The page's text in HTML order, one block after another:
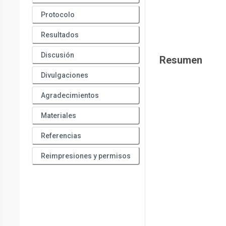
Protocolo
Resultados
Discusión
Divulgaciones
Agradecimientos
Materiales
Referencias
Reimpresiones y permisos
Resumen